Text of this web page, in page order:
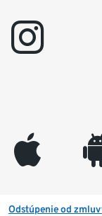
instagram
appleinc
Odstúpenie od